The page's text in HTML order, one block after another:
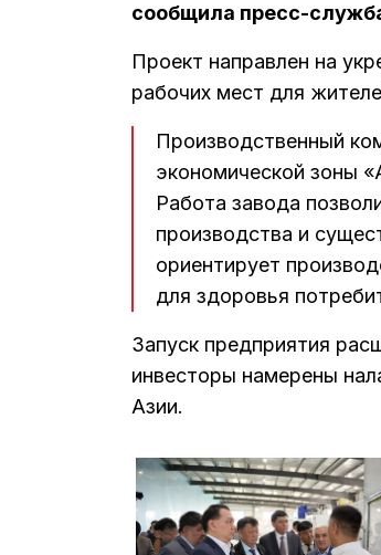
сообщила пресс-
Проект направлен на
рабочих мест для
Производственный
экономической зоны
Работа завода
производства и
ориентирует
для здоровья
Запуск предприятия
инвесторы намерены
Азии.